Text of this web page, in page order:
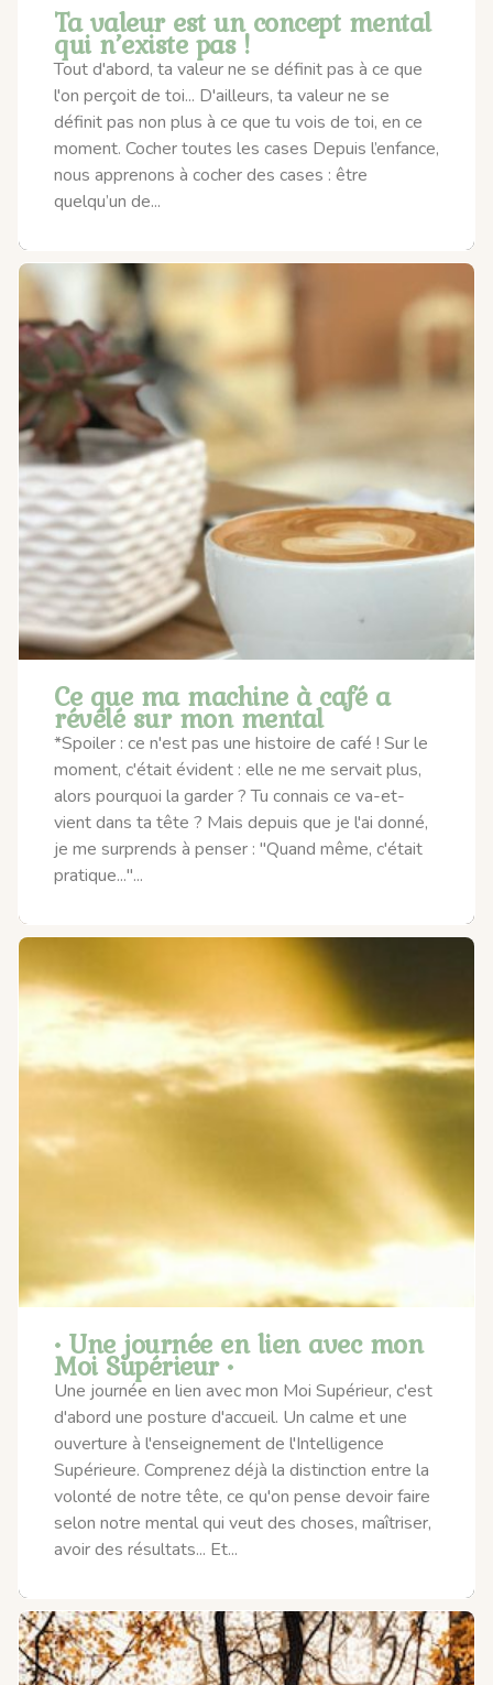
Ta valeur est un concept mental
qui n’existe pas !
Tout d'abord, ta valeur ne se définit pas à ce que
l'on perçoit de toi... D'ailleurs, ta valeur ne se
définit pas non plus à ce que tu vois de toi, en ce
moment. Cocher toutes les cases Depuis l’enfance,
nous apprenons à cocher des cases : être
quelqu’un de...
Ce que ma machine à café a
révélé sur mon mental
*Spoiler : ce n'est pas une histoire de café ! Sur le
moment, c'était évident : elle ne me servait plus,
alors pourquoi la garder ? Tu connais ce va-et-
vient dans ta tête ? Mais depuis que je l'ai donné,
je me surprends à penser : "Quand même, c'était
pratique..."...
• Une journée en lien avec mon
Moi Supérieur •
Une journée en lien avec mon Moi Supérieur, c'est
d'abord une posture d'accueil. Un calme et une
ouverture à l'enseignement de l'Intelligence
Supérieure. Comprenez déjà la distinction entre la
volonté de notre tête, ce qu'on pense devoir faire
selon notre mental qui veut des choses, maîtriser,
avoir des résultats... Et...